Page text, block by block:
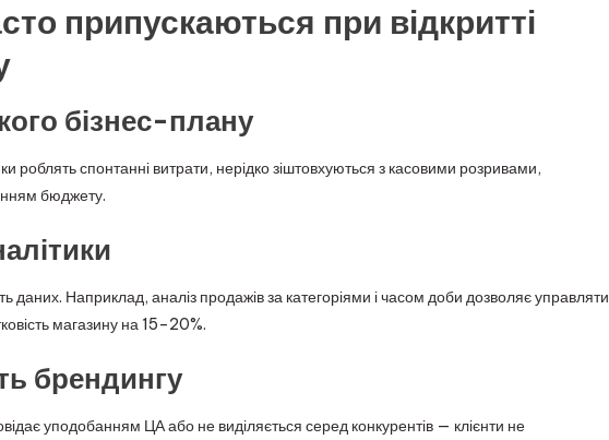
припускаються при відкритті
бізнес-плану
роблять спонтанні витрати, нерідко зіштовхуються з касовими розривами,
бюджету.
даних. Наприклад, аналіз продажів за категоріями і часом доби дозволяє управляти
магазину на 15–20%.
брендингу
уподобанням ЦА або не виділяється серед конкурентів — клієнти не